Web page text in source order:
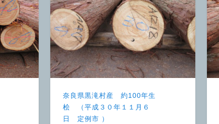
奈良県黒滝村産 約100年生
桧 （平成３０年１１月６
日 定例市 ）